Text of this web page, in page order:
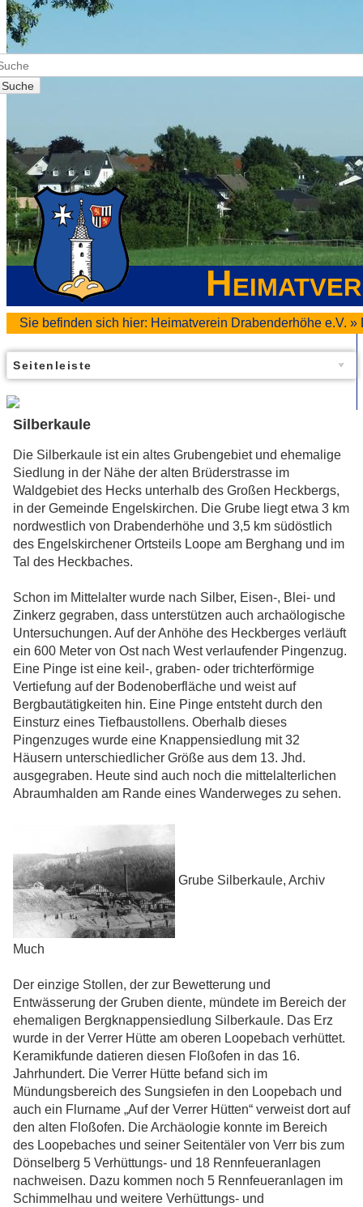
Suche
Sie befinden sich hier: Heimatverein Drabenderhöhe e.V. »
Seitenleiste
Silberkaule
Die Silberkaule ist ein altes Grubengebiet und ehemalige
Siedlung in der Nähe der alten Brüderstrasse im
Waldgebiet des Hecks unterhalb des Großen Heckbergs,
in der Gemeinde Engelskirchen. Die Grube liegt etwa 3 km
nordwestlich von Drabenderhöhe und 3,5 km südöstlich
des Engelskirchener Ortsteils Loope am Berghang und im
Tal des Heckbaches.
Schon im Mittelalter wurde nach Silber, Eisen-, Blei- und
Zinkerz gegraben, dass unterstützen auch archaölogische
Untersuchungen. Auf der Anhöhe des Heckberges verläuft
ein 600 Meter von Ost nach West verlaufender Pingenzug.
Eine Pinge ist eine keil-, graben- oder trichterförmige
Vertiefung auf der Bodenoberfläche und weist auf
Bergbautätigkeiten hin. Eine Pinge entsteht durch den
Einsturz eines Tiefbaustollens. Oberhalb dieses
Pingenzuges wurde eine Knappensiedlung mit 32
Häusern unterschiedlicher Größe aus dem 13. Jhd.
ausgegraben. Heute sind auch noch die mittelalterlichen
Abraumhalden am Rande eines Wanderweges zu sehen.
Grube Silberkaule, Archiv
Much
Der einzige Stollen, der zur Bewetterung und
Entwässerung der Gruben diente, mündete im Bereich der
ehemaligen Bergknappensiedlung Silberkaule. Das Erz
wurde in der Verrer Hütte am oberen Loopebach verhüttet.
Keramikfunde datieren diesen Floßofen in das 16.
Jahrhundert. Die Verrer Hütte befand sich im
Mündungsbereich des Sungsiefen in den Loopebach und
auch ein Flurname „Auf der Verrer Hütten“ verweist dort auf
den alten Floßofen. Die Archäologie konnte im Bereich
des Loopebaches und seiner Seitentäler von Verr bis zum
Dönselberg 5 Verhüttungs- und 18 Rennfeueranlagen
nachweisen. Dazu kommen noch 5 Rennfeueranlagen im
Schimmelhau und weitere Verhüttungs- und